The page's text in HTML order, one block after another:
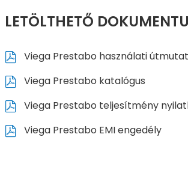
LETÖLTHETŐ
Viega Prestabo használati
Viega Prestabo katalógus
Viega Prestabo teljesítmény
Viega Prestabo EMI engedély